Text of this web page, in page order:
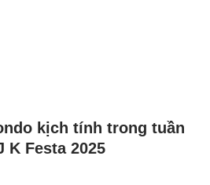
kịch tính trong tuần
K Festa 2025